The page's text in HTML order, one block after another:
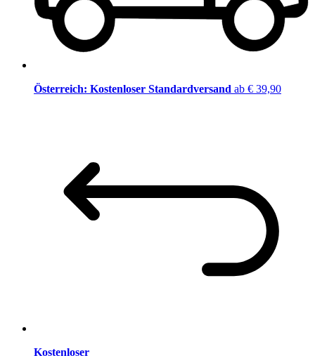
Österreich: Kostenloser Standardversand ab € 39,90
Kostenloser